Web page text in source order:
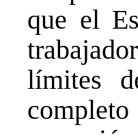
que el
límites